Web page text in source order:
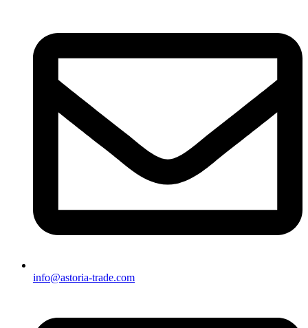
info@astoria-trade.com